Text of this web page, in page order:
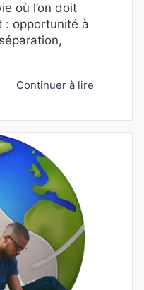
où l’on doit
: opportunité à
Continuer à lire